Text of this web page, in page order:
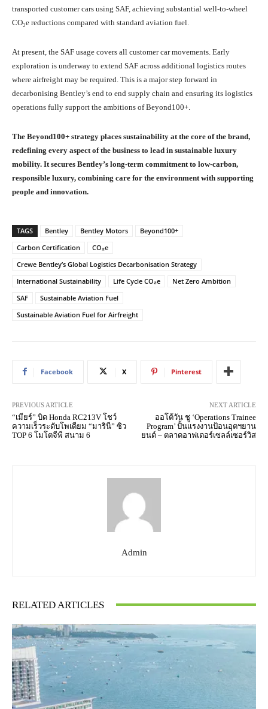
transported customer cars using SAF, achieving substantial well-to-wheel
CO₂e reductions compared with standard aviation fuel.
At present, the SAF usage covers all customer car movements. Early
exploration is underway to extend SAF across additional logistics routes
where airfreight may be required. This is a major step forward in
decarbonising Bentley’s end to end supply chain and ensuring its logistics
operations fully support the ambitions of Beyond100+.
The Beyond100+ strategy places sustainability at the core of the brand,
redefining every aspect of the business to lead in sustainable luxury
mobility. It secures Bentley’s long‑term commitment to low‑carbon,
responsible luxury, combining care for the environment with supporting
people and innovation.
TAGS Bentley Bentley Motors
Beyond100+
Carbon Certification
CO₂e
Crewe Bentley’s Global Logistics Decarbonisation Strategy
International Sustainability
Life Cycle CO₂e
Net Zero Ambition
SAF
Sustainable Aviation Fuel
Sustainable Aviation Fuel for Airfreight
Facebook X Pinterest
PREVIOUS ARTICLE
“เมียร์” บิด Honda RC213V โชว์
ความเร็วระดับโพเดียม “มารินี” ซิว
TOP 6 โมโตจีพี สนาม 6
NEXT ARTICLE
ออโต้วัน ชู ‘Operations Trainee
Program’ ปั้นแรงงานป้อนอุตฯยาน
ยนต์ – ตลาดอาฟเตอร์เซลล์เซอร์วิส
Admin
RELATED ARTICLES